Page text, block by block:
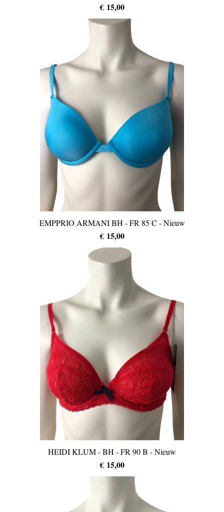
€ 15,00
EMPPRIO ARMANI BH - FR 85 C - Nieuw
€ 15,00
HEIDI KLUM - BH - FR 90 B - Nieuw
€ 15,00